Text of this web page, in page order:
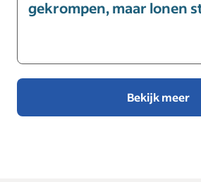
gekrompen, maar lonen
Bekijk meer